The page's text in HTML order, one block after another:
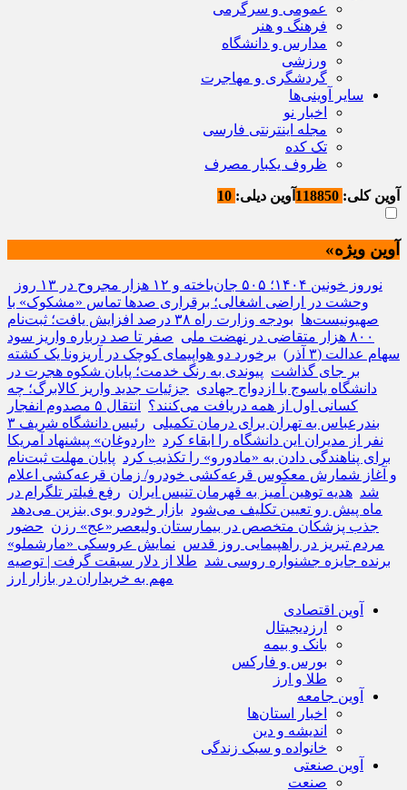
عمومی و سرگرمی
فرهنگ و هنر
مدارس و دانشگاه
ورزشی
گردشگری و مهاجرت
سایر آوینی‌ها
اخبار نو
مجله اینترنتی فارسی
تک کده
ظروف یکبار مصرف
آوین کلی: آوین دیلی:
آوین ویژه»
نوروز خونین ۱۴۰۴؛ ۵۰۵ جان‌باخته و ۱۲ هزار مجروح در ۱۳ روز
وحشت در اراضی اشغالی؛ برقراری صدها تماس «مشکوک» با
صهیونیست‌ها
بودجه وزارت راه ۳۸ درصد افزایش یافت؛ ثبت‌نام
۸۰۰ هزار متقاضی در نهضت ملی
صفر تا صد درباره واریز سود
سهام عدالت (۳ آذر)
برخورد دو هواپیمای کوچک در آریزونا یک کشته
بر جای گذاشت پیوندی به رنگ خدمت؛ پایان شکوه هجرت در
دانشگاه یاسوج با ازدواج جهادی جزئیات جدید واریز کالابرگ؛ چه
کسانی اول از همه دریافت می‌کنند؟
انتقال ۵ مصدوم انفجار
بندرعباس به تهران برای درمان تکمیلی
رئیس دانشگاه شریف ۳
نفر از مدیران این دانشگاه را ابقاء کرد «اردوغان» پیشنهاد آمریکا
برای پناهندگی دادن به «مادورو» را تکذیب کرد پایان مهلت ثبت‌نام
و آغاز شمارش معکوس قرعه‌کشی خودرو/ زمان قرعه‌کشی اعلام
شد هدیه توهین آمیز به قهرمان تنیس ایران رفع فیلتر تلگرام در
ماه پیش رو تعیین تکلیف می‌شود بازار خودرو بوی بنزین می‌دهد
جذب پزشکان متخصص در بیمارستان ولیعصر«عج» رزن حضور
مردم تبریز در راهپیمایی روز قدس نمایش عروسکی «مارشملو»
برنده جایزه جشنواره روسی شد طلا از دلار سبقت گرفت | توصیه
مهم به خریداران در بازار ارز
آوین اقتصادی
ارزدیجیتال
بانک و بیمه
بورس و فارکس
طلا و ارز
آوین جامعه
اخبار استان‌ها
اندیشه و دین
خانواده و سبک زندگی
آوین صنعتی
صنعت